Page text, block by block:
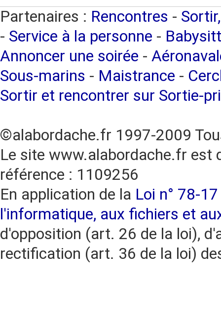
Partenaires : Rencontres -
- Service à la personne -
Annoncer une soirée -
Sous-marins - Maistrance -
Sortir et rencontrer sur Sortie-
©alabordache.fr 1997-2009
Le site www.alabordache.fr est
référence : 1109256
En application de la Loi n° 78-
l'informatique, aux fichiers et
d'opposition (art. 26 de la loi),
rectification (art. 36 de la loi)